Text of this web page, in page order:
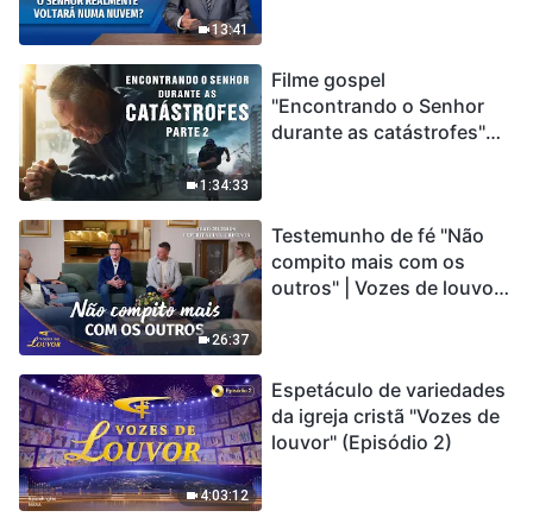
13:41
1:34:33
Filme gospel
"Encontrando o Senhor
durante as catástrofes"
catástrofes ccontecem, a
humanidade está
entrando em contagem
26:37
Testemunho de fé "Não
compito mais com os
outros" | Vozes de louvor
4:03:12
Espetáculo de variedades
da igreja cristã "Vozes de
louvor" (Episódio 2)